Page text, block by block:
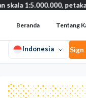
petakan lebih dari 13.500
Beranda Tentang
Indonesia Sign